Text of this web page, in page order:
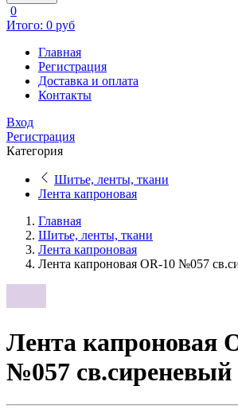
0
Итого: 0 руб
Главная
Регистрация
Доставка и оплата
Контакты
Вход
Регистрация
Категория
Шитье, ленты, ткани
Лента капроновая
Главная
Шитье, ленты, ткани
Лента капроновая
Лента капроновая OR-10 №057
Лента капроновая
№057 св.сиреневый